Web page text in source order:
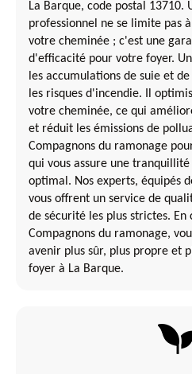
La Barque, code postal 13710.
professionnel ne se limite pas
votre cheminée ; c'est une
d'efficacité pour votre foyer.
les accumulations de suie et
les risques d'incendie. Il
votre cheminée, ce qui
et réduit les émissions de
Compagnons du ramonage
qui vous assure une
optimal. Nos experts, équipés
vous offrent un service de
de sécurité les plus strictes. En
Compagnons du ramonage,
avenir plus sûr, plus propre et
foyer à La Barque.